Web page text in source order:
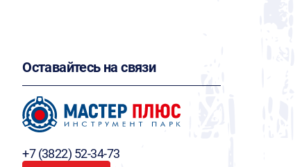
Оставайтесь на связи
+7 (3822) 52-34-73